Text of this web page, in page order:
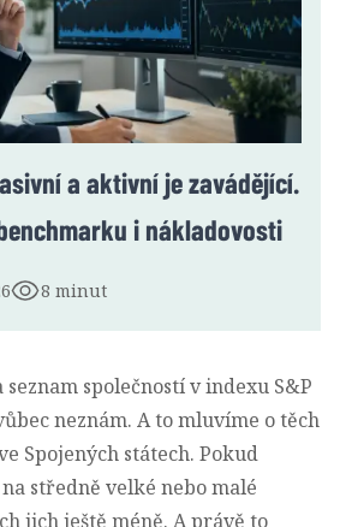
a aktivní je zavádějící.
i nákladovosti
8 minut
společností v indexu S&P
neznám. A to mluvíme o těch
Spojených státech. Pokud
středně velké nebo malé
jich ještě méně. A právě to